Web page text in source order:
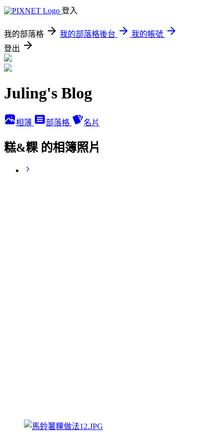
登入
我的部落格 我的部落格後台
我的帳號
登出
Juling's Blog
相簿 部落格 名片
糕&粿 的相簿照片